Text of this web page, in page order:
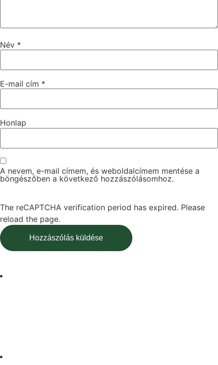
Név *
E-mail cím *
Honlap
A nevem, e-mail címem, és weboldalcímem mentése a
böngészőben a következő hozzászólásomhoz.
The reCAPTCHA verification period has expired. Please
reload the page.